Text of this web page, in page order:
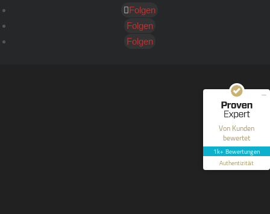
Folgen
Folgen
Folgen
Von Kunden
bewertet
1k+ Bewertungen
Authentizität
Kundenbewertungen und Erfahrungen zu
SEHR GUT
40
Bewertungen auf
ProvenExpert.com
Blick aufs ProvenExpert-Profil werfen